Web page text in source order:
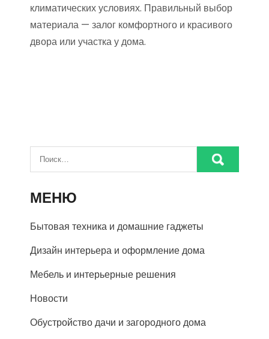
климатических условиях. Правильный выбор
материала — залог комфортного и красивого
двора или участка у дома.
МЕНЮ
Бытовая техника и домашние гаджеты
Дизайн интерьера и оформление дома
Мебель и интерьерные решения
Новости
Обустройство дачи и загородного дома